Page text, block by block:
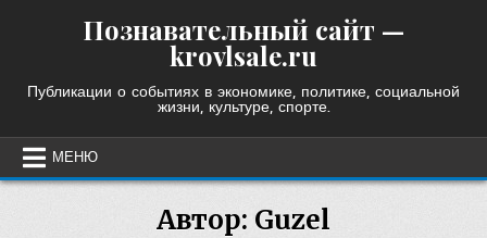
Познавательный сайт —
krovlsale.ru
Публикации о событиях в экономике, политике, социальной
жизни, культуре, спорте.
МЕНЮ
Автор: Guzel